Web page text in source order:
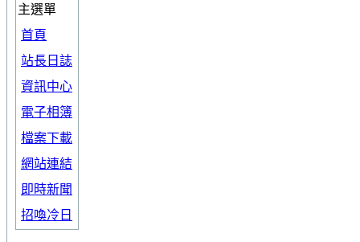
主選單
首頁
站長日誌
資訊中心
電子相簿
檔案下載
網站連結
即時新聞
招喚冷日